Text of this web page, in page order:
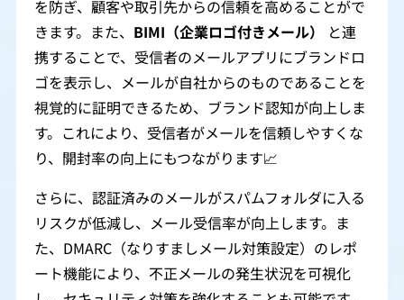
きます。また、 BIMI（企業ロゴ付きメール） と連
携することで、受信者のメールアプリにブランドロ
ゴを表示し、メールが自社からのものであることを
視覚的に証明できるため、ブランド認知が向上しま
す。これにより、受信者がメールを信頼しやすくな
り、開封率の向上にもつながります📈
さらに、認証済みのメールがスパムフォルダに入る
リスクが低減し、メール受信率が向上します。ま
た、DMARC（なりすましメール対策設定）のレポ
ート機能により、不正メールの発生状況を可視化